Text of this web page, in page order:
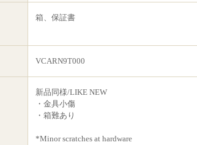
箱、保証書
VCARN9T000
新品同様/LIKE NEW
・金具小傷
・箱難あり
*Minor scratches at hardware